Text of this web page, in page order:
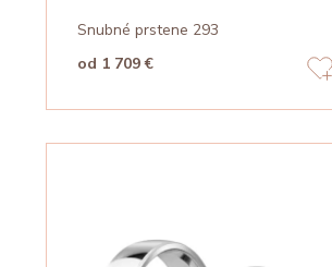
Snubné prstene 293
od 1 709 €